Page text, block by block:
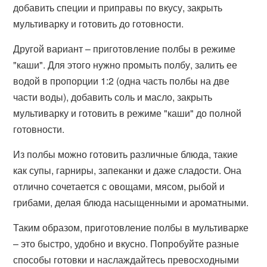
добавить специи и приправы по вкусу, закрыть
мультиварку и готовить до готовности.
Другой вариант – приготовление полбы в режиме
"каши". Для этого нужно промыть полбу, залить ее
водой в пропорции 1:2 (одна часть полбы на две
части воды), добавить соль и масло, закрыть
мультиварку и готовить в режиме "каши" до полной
готовности.
Из полбы можно готовить различные блюда, такие
как супы, гарниры, запеканки и даже сладости. Она
отлично сочетается с овощами, мясом, рыбой и
грибами, делая блюда насыщенными и ароматными.
Таким образом, приготовление полбы в мультиварке
– это быстро, удобно и вкусно. Попробуйте разные
способы готовки и наслаждайтесь превосходными